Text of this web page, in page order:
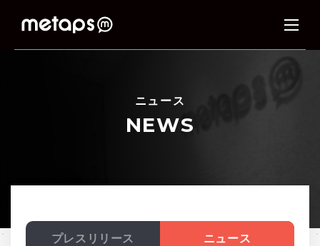
ニュース
NEWS
プレスリリース ニュース